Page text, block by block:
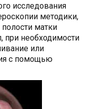
исследования
методики,
матки
при необходимости
или
с помощью